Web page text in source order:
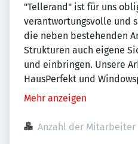
"Tellerand" ist für uns
verantwortungsvolle und
die neben bestehenden
Strukturen auch eigene
und einbringen. Unsere
HausPerfekt und
Mehr anzeigen
Anzahl der Mitarbeiter